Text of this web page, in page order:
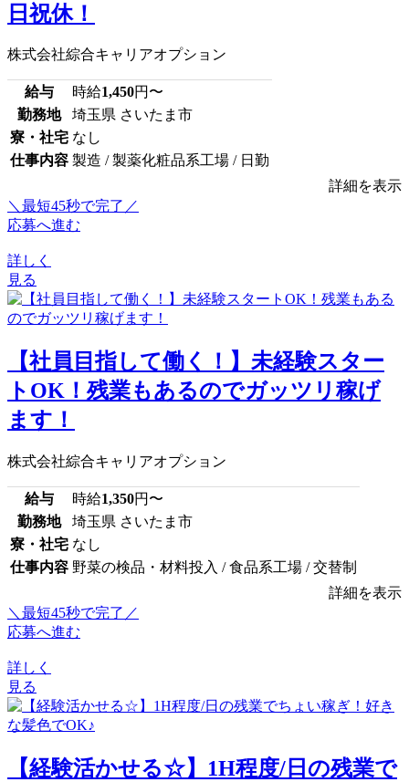
日祝休！
株式会社綜合キャリアオプション
給与 時給1,450円〜
勤務地
埼玉県 さいたま市
寮・社宅 なし
仕事内容 製造 / 製薬化粧品系工場 / 日勤
詳細を表示
＼最短45秒で完了／
応募へ進む
詳しく
見る
【社員目指して働く！】未経験スター
トOK！残業もあるのでガッツリ稼げ
ます！
株式会社綜合キャリアオプション
給与 時給1,350円〜
勤務地
埼玉県 さいたま市
寮・社宅 なし
仕事内容 野菜の検品・材料投入 / 食品系工場 / 交替制
詳細を表示
＼最短45秒で完了／
応募へ進む
詳しく
見る
【経験活かせる☆】1H程度/日の残業で